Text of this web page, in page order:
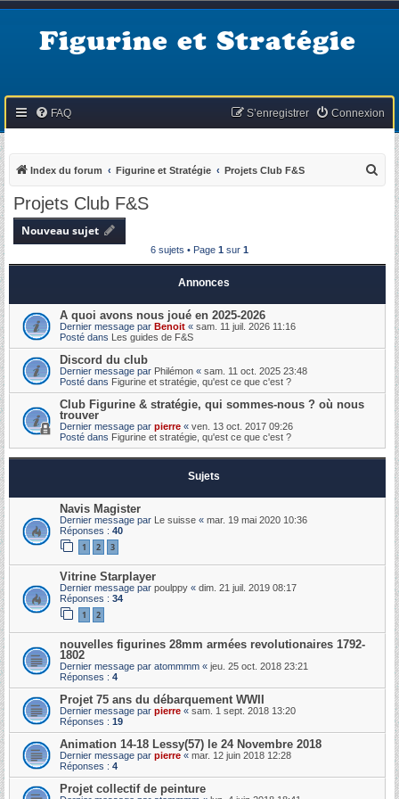
Figurine et Stratégie
FAQ Connexion
S’enregistrer
Index du forum Figurine et Stratégie Projets Club F&S
Projets Club F&S
Nouveau sujet
6 sujets • Page 1 sur 1
Annonces
A quoi avons nous joué en 2025-2026
Dernier message par Benoit « sam. 11 juil. 2026 11:16
Posté dans Les guides de F&S
Discord du club
Dernier message par Philémon « sam. 11 oct. 2025 23:48
Posté dans Figurine et stratégie, qu'est ce que c'est ?
Club Figurine & stratégie, qui sommes-nous ? où nous
trouver
Dernier message par pierre « ven. 13 oct. 2017 09:26
Posté dans Figurine et stratégie, qu'est ce que c'est ?
Sujets
Navis Magister
Dernier message par Le suisse « mar. 19 mai 2020 10:36
Réponses : 40
1 2 3
Vitrine Starplayer
Dernier message par poulppy « dim. 21 juil. 2019 08:17
Réponses : 34
1 2
nouvelles figurines 28mm armées revolutionaires 1792-
1802
Dernier message par atommmm « jeu. 25 oct. 2018 23:21
Réponses : 4
Projet 75 ans du débarquement WWII
Dernier message par pierre « sam. 1 sept. 2018 13:20
Réponses : 19
Animation 14-18 Lessy(57) le 24 Novembre 2018
Dernier message par pierre « mar. 12 juin 2018 12:28
Réponses : 4
Projet collectif de peinture